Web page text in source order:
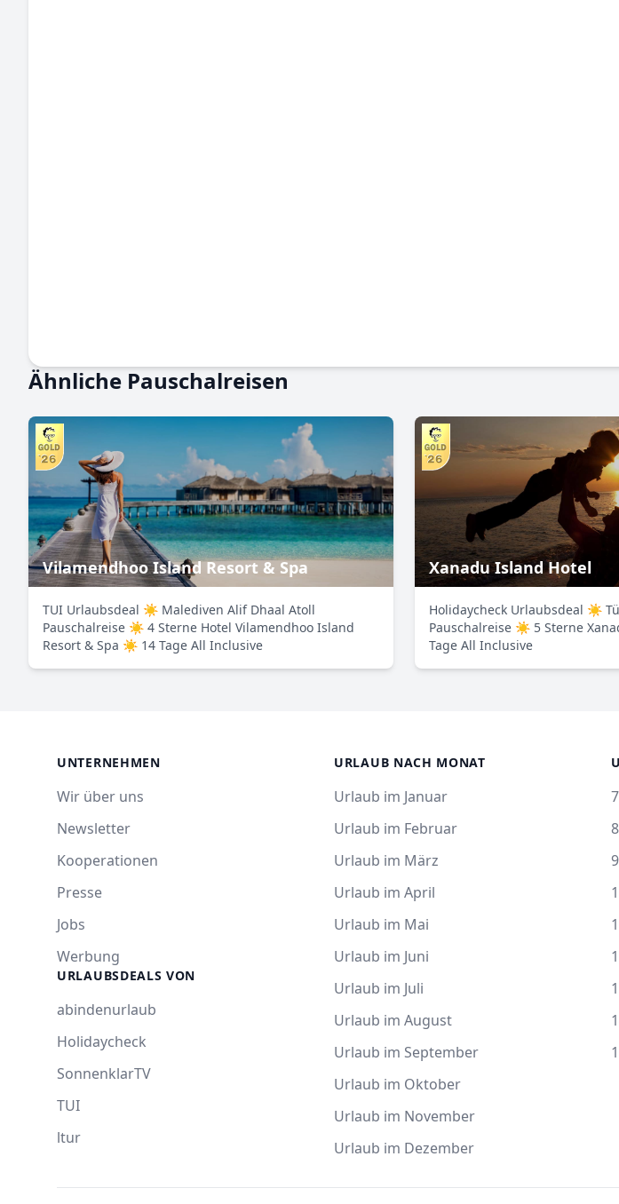
Ähnliche Pauschalreisen
Vilamendhoo Island Resort & Spa
TUI Urlaubsdeal ☀ Malediven Alif Dhaal Atoll
Pauschalreise ☀ 4 Sterne Hotel Vilamendhoo Island
Resort & Spa ☀ 14 Tage All Inclusive
Xanadu Island Hotel
Holidaycheck Urlaubsdeal ☀
Pauschalreise ☀ 5 Sterne
Tage All Inclusive
UNTERNEHMEN
Wir über uns
Newsletter
Kooperationen
Presse
Jobs
Werbung
URLAUBSDEALS VON
abindenurlaub
Holidaycheck
SonnenklarTV
TUI
ltur
URLAUB NACH MONAT
Urlaub im Januar
Urlaub im Februar
Urlaub im März
Urlaub im April
Urlaub im Mai
Urlaub im Juni
Urlaub im Juli
Urlaub im August
Urlaub im September
Urlaub im Oktober
Urlaub im November
Urlaub im Dezember